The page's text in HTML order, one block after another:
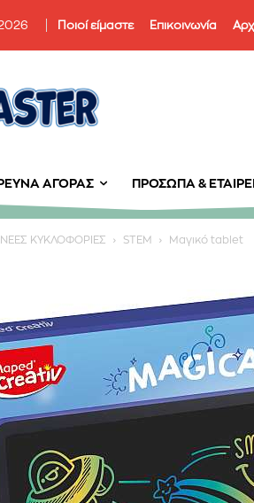
Ποιοί είμαστε Επικοινωνία
ΑΓΟΡΆΣ ΠΡΌΣΩΠΑ &
ΝΕΕΣ ΚΥΚΛΟΦΟΡΙΕΣ STEM Μαγικό tablet